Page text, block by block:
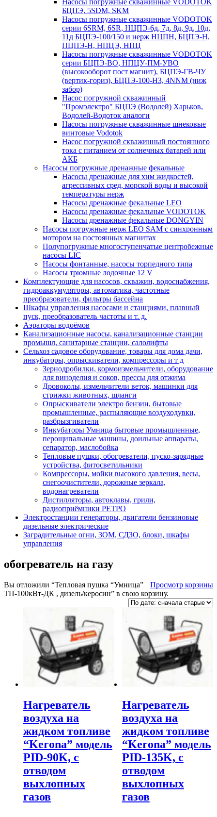
Насосы погружные скважинные VODOTOK
БЦПЭ, 5SDM, SKM
Насосы погружные скважинные VODOTOK
серии 6SRM, 6SR, НЦПЭ-6д, 7д, 8д, 9д, 10д,
11д БЦПЭ-100/150 и нерж НЦПН, БЦПЭ-Н,
ПЦПЭ-Н, НПЦЭ, НПЦ
Насосы погружные скважинные VODOTOK
серии БЦПЭ-ВО, НПЦУ-ПМ-УВО
(высокооборот пост магнит), БЦПЭ-ГВ-ЧУ
(вертик-гориз), БЦПЭ-100-НЗ, 4NNM (ниж
забор)
Насос погружной скважинный
"Промэлектро" БЦПЭ (Водолей) Харьков,
Водолей-Водоток аналоги
Насосы погружные скважинные шнековые
винтовые Vodotok
Насос погружной скважинный постоянного
тока с питанием от солнечных батарей или
АКБ
Насосы погружные дренажные фекальные
Насосы дренажные для хим жидкостей,
агрессивных сред, морской воды и высокой
температуры нерж
Насосы дренажные фекальные LEO
Насосы дренажные фекальные VODOTOK
Насосы дренажные фекальные DONGYIN
Насосы погружные нерж LEO SAM с синхронным
мотором на постоянных магнитах
Полупогружные многоступенчатые центробежные
насосы LIC
Насосы фонтанные, насосы торпедного типа
Насосы трюмные лодочные 12 V
Комплектующие для насосов, скважин, водоснабжения,
гидроаккумуляторы, автоматика, частотные
преобразователи, фильтры бассейна
Шкафы управления насосами и станциями, плавный
пуск, преобразователь частоты и т. д.
Аэраторы водоёмов
Канализационные насосы, канализационные станции
промышл, санитарные станции, салолифты
Сельхоз садовое оборудование, товары для дома дачи,
инкубаторы, опрыскиватели, компрессоры и т д
Зернодробилки, кормоизмельчители, оборудование
для виноделия и соков, прессы для отжима
Дровоколы, измельчители веток, машинки для
стрижки животных, шланги
Опрыскиватели электро бензин, бытовые
промышленные, распыляющие воздуходувки,
разбрызгиватели
Инкубаторы Умница бытовые промышленные,
перощипальные машины, доильные аппараты,
сепаратор, маслобойка
Тепловые пушки, обогреватели, пуско-зарядные
устройства, фитосветильники
Компрессоры, мойки высокого давления, весы,
снегоочистители, дорожные зеркала,
водонагреватели
Дистилляторы, автоклавы, грили,
радиоприёмники РЕТРО
Электростанции генераторы, двигатели бензиновые
дизельные электрические
Заградительные огни, ЗОМ, СДЗО, блоки, шкафы
управления
обогреватель на газу
Просмотр корзины
Вы отложили “Тепловая пушка “Умница”
ТП-100кВт-ДК , дизель/керосин” в свою корзину.
Нагреватель
воздуха на
жидком топливе
“Kerona” модель
PID-90K, с
отводом
выхлопных
газов
Нагреватель
воздуха на
жидком топливе
“Kerona” модель
PID-135K, с
отводом
выхлопных
газов